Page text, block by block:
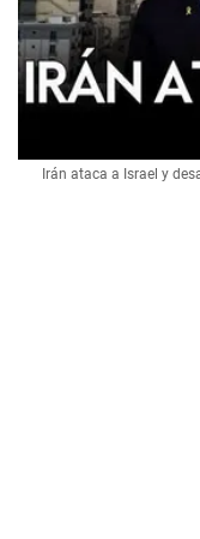
Irán ataca a Israel y